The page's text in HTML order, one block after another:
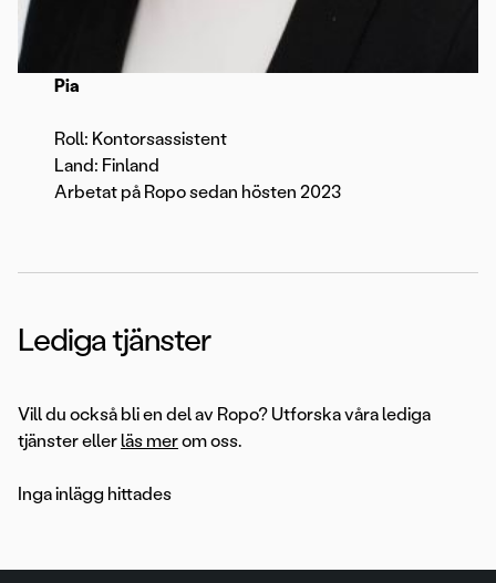
Pia
Roll: Kontorsassistent
Land: Finland
Arbetat på Ropo sedan hösten 2023
Lediga tjänster
Vill du också bli en del av Ropo? Utforska våra lediga
tjänster ellerläs merom oss.
Inga inlägg hittades